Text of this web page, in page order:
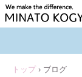
トップ › ブログ